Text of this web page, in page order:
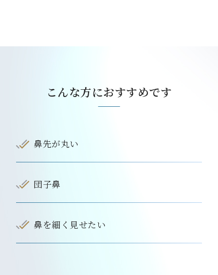
こんな方におすすめです
鼻先が丸い
団子鼻
鼻を細く見せたい